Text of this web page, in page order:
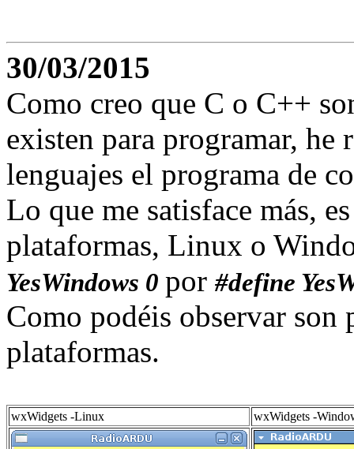
30/03/2015
Como creo que C o C++
existen para programar, he
lenguajes el programa de
Lo que me satisface más,
plataformas, Linux o
YesWindows 0 por #define
Como podéis observar son
plataformas.
wxWidgets -Linux wxWidgets -